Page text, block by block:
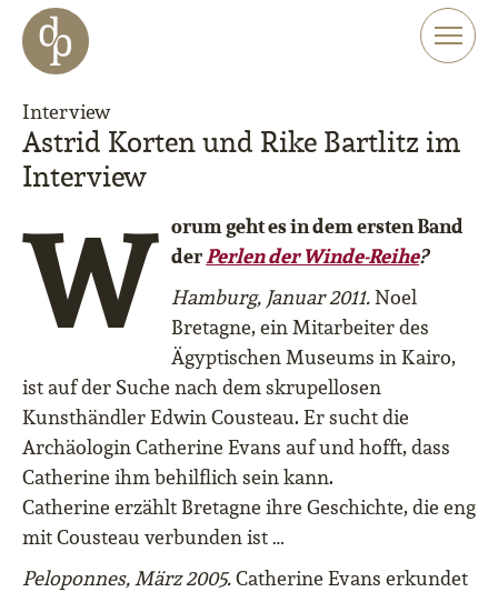
Zum Haupt-Inhalt springen
Zur Navigation springen
Zur Website-Suche springen
Interview
Astrid Korten und Rike Bartlitz im
Interview
W orum geht es in dem ersten Band
derPerlen der Winde-Reihe?
Hamburg, Januar 2011.Noel
Bretagne, ein Mitarbeiter des
Ägyptischen Museums in Kairo,
ist auf der Suche nach dem skrupellosen
Kunsthändler Edwin Cousteau. Er sucht die
Archäologin Catherine Evans auf und hofft, dass
Catherine ihm behilflich sein kann.
Catherine erzählt Bretagne ihre Geschichte, die eng
mit Cousteau verbunden ist …
Peloponnes, März 2005.Catherine Evans erkundet